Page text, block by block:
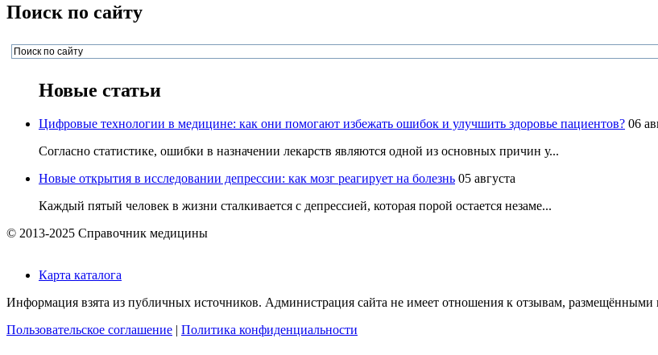
Поиск по сайту
Новые статьи
Цифровые технологии в медицине: как они помогают избежать ошибок и улучшить здоровье пациентов? 06
Согласно статистике, ошибки в назначении лекарств являются одной из основных причин у...
Новые открытия в исследовании депрессии: как мозг реагирует на болезнь 05 августа
Каждый пятый человек в жизни сталкивается с депрессией, которая порой остается незаме...
© 2013-2025 Справочник медицины
Карта каталога
Информация взята из публичных источников. Администрация сайта не имеет отношения к отзывам, размещёнными
Пользовательское соглашение
Политика конфиденциальности